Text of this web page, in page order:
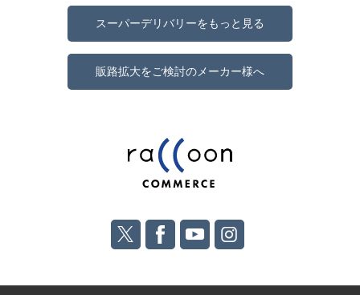
スーパーデリバリーをもっと見る
販路拡大をご検討のメーカー様へ